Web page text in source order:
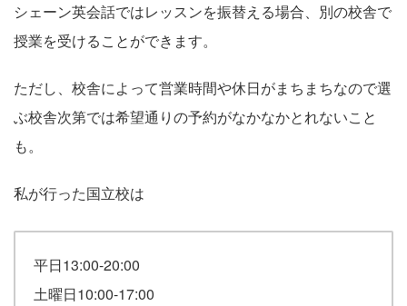
シェーン英会話ではレッスンを振替える場合、別の校舎で
授業を受けることができます。
ただし、校舎によって営業時間や休日がまちまちなので選
ぶ校舎次第では希望通りの予約がなかなかとれないこと
も。
私が行った国立校は
平日13:00-20:00
土曜日10:00-17:00